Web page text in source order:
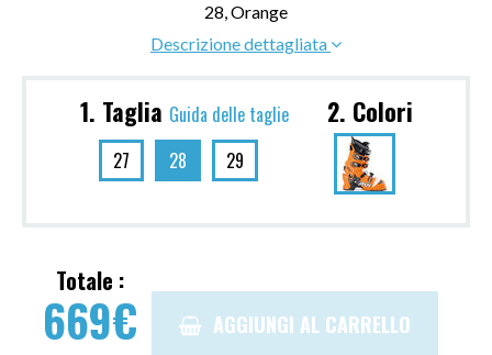
28, Orange
Descrizione dettagliata
1. Taglia Guida delle taglie
27
28 29
2. Colori
Totale :
669€ AGGIUNGI AL CARRELLO